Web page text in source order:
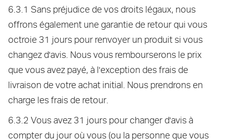
6.3.1 Sans préjudice de vos droits légaux, nous
offrons également une garantie de retour qui vous
octroie 31 jours pour renvoyer un produit si vous
changez d'avis. Nous vous rembourserons le prix
que vous avez payé, à l'exception des frais de
livraison de votre achat initial. Nous prendrons en
charge les frais de retour.
6.3.2 Vous avez 31 jours pour changer d'avis à
compter du jour où vous (ou la personne que vous